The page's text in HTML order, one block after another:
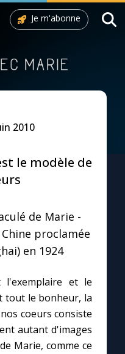
Je m'abonne
2010
le modèle de
de Marie -
proclamée
en 1924
et le
tout le bonheur, la
coeurs consiste
autant d'images
Marie, comme ce